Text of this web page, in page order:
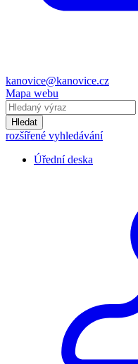
kanovice@kanovice.cz
Mapa webu
Hledat
rozšířené vyhledávání
Úřední deska